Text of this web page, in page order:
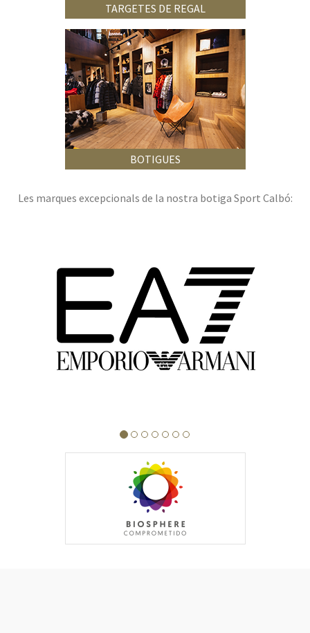
TARGETES DE REGAL
BOTIGUES
Les marques excepcionals de la nostra botiga Sport Calbó: